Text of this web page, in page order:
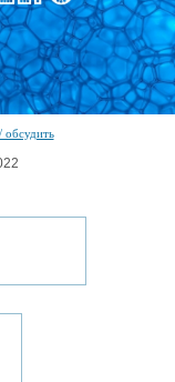
обсудить